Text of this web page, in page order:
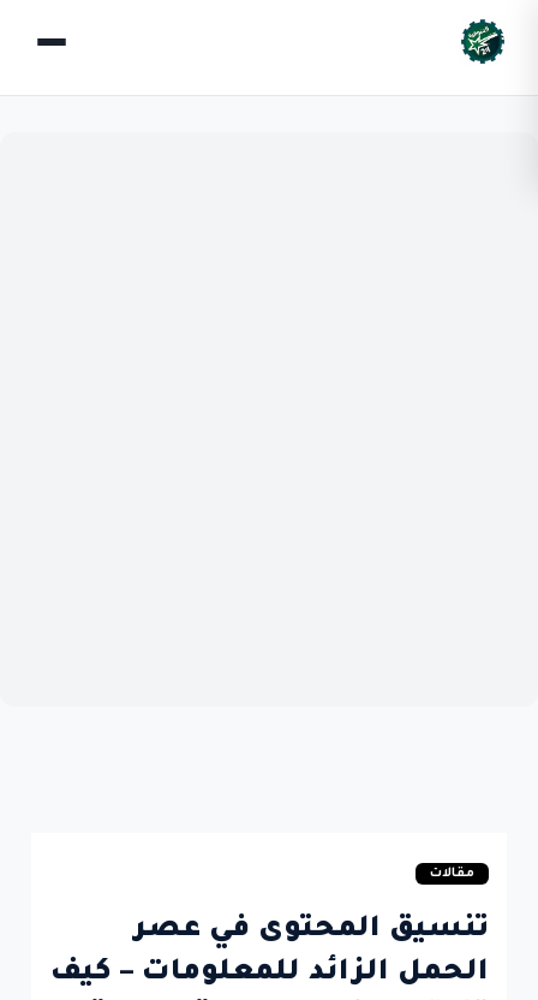
مقالات
تنسيق المحتوى في عصر
الحمل الزائد للمعلومات – كيف